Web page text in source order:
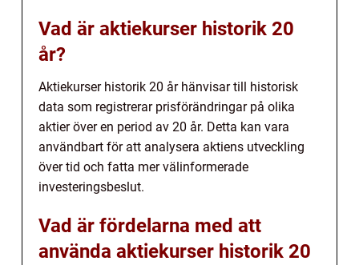
Vad är aktiekurser historik 20
år?
Aktiekurser historik 20 år hänvisar till historisk
data som registrerar prisförändringar på olika
aktier över en period av 20 år. Detta kan vara
användbart för att analysera aktiens utveckling
över tid och fatta mer välinformerade
investeringsbeslut.
Vad är fördelarna med att
använda aktiekurser historik 20